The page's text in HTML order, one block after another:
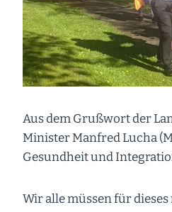
Aus dem Grußwort der
Minister Manfred Lucha
Gesundheit und
Wir alle müssen für